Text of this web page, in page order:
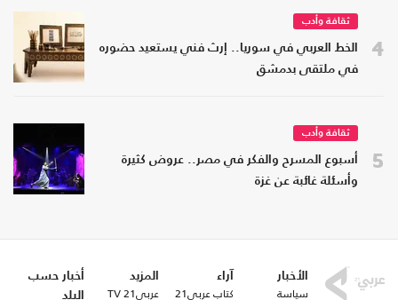
4
ثقافة وأدب
الخط العربي في سوريا.. إرث فني يستعيد حضوره
في ملتقى بدمشق
5
ثقافة وأدب
أسبوع المسرح والفكر في مصر.. عروض كثيرة
وأسئلة غائبة عن غزة
الأخبار
سياسة
آراء
كتاب عربي21
المزيد
عربي21 TV
أخبار حسب
البلد